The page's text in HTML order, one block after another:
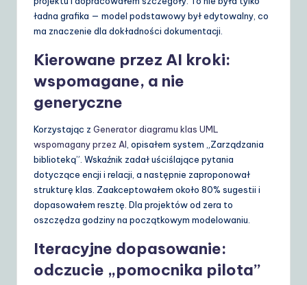
ładna grafika — model podstawowy był edytowalny, co
ma znaczenie dla dokładności dokumentacji.
Kierowane przez AI kroki:
wspomagane, a nie
generyczne
Korzystając z Generator diagramu klas UML
wspomagany przez AI , opisałem system „Zarządzania
biblioteką”. Wskaźnik zadał uściślające pytania
dotyczące encji i relacji, a następnie zaproponował
strukturę klas. Zaakceptowałem około 80% sugestii i
dopasowałem resztę. Dla projektów od zera to
oszczędza godziny na początkowym modelowaniu.
Iteracyjne dopasowanie:
odczucie „pomocnika pilota”